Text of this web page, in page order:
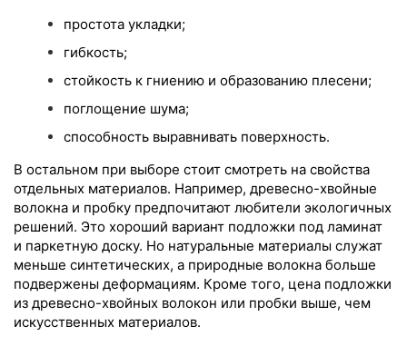
простота укладки;
гибкость;
стойкость к гниению и образованию плесени;
поглощение шума;
способность выравнивать поверхность.
В остальном при выборе стоит смотреть на свойства
отдельных материалов. Например, древесно-хвойные
волокна и пробку предпочитают любители экологичных
решений. Это хороший вариант подложки под ламинат
и паркетную доску. Но натуральные материалы служат
меньше синтетических, а природные волокна больше
подвержены деформациям. Кроме того, цена подложки
из древесно-хвойных волокон или пробки выше, чем
искусственных материалов.